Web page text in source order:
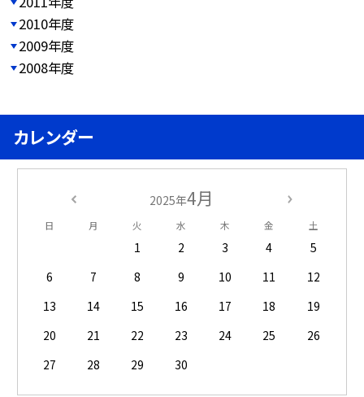
2010年度
2009年度
2008年度
カレンダー
2025年4月
日 月 火 水 木 金 土
1 2 3 4
5
6
7 8 9 10 11
12
13
14 15 16 17 18
19
20
21 22 23 24 25
26
27
28 29 30